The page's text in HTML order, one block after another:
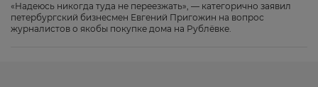
«Надеюсь никогда туда не переезжать», — категорично заявил
петербургский бизнесмен Евгений Пригожин на вопрос
журналистов о якобы покупке дома на Рублёвке.